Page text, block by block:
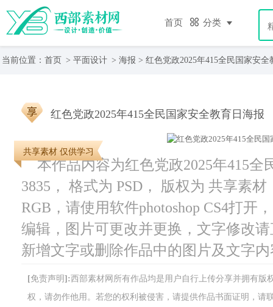
首页 分类
当前位置： 首页 > 平面设计 > 海报 > 红色党政2025年415全民国家安全
红色党政2025年415全民国家安全教育日海报
共享素材 仅供学习
本作品内容为红色党政2025年415
3835， 格式为 PSD， 版权为 共享素
RGB，请使用软件photoshop CS4打开
编辑，图片可更改并更换，文字修改
新增文字或删除作品中的图片及文字
[免责声明]:西部素材网所有作品均是用户自行上传分享并拥有
权，请勿作他用。若您的权利被侵害，请提供作品书面证明，请